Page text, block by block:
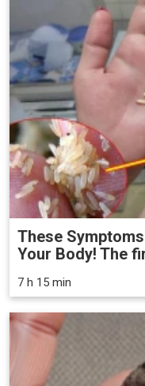
These
Your Body! The
7 h 15 min